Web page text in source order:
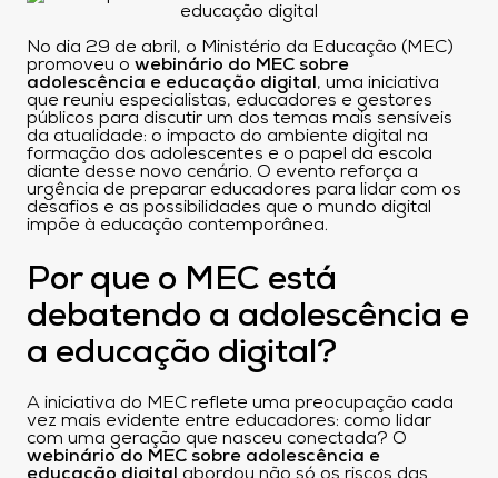
No dia 29 de abril, o Ministério da Educação (MEC)
promoveu o webinário do MEC sobre
adolescência e educação digital , uma iniciativa
que reuniu especialistas, educadores e gestores
públicos para discutir um dos temas mais sensíveis
da atualidade: o impacto do ambiente digital na
formação dos adolescentes e o papel da escola
diante desse novo cenário. O evento reforça a
urgência de preparar educadores para lidar com os
desafios e as possibilidades que o mundo digital
impõe à educação contemporânea.
Por que o MEC está
debatendo a adolescência e
a educação digital?
A iniciativa do MEC reflete uma preocupação cada
vez mais evidente entre educadores: como lidar
com uma geração que nasceu conectada? O
webinário do MEC sobre adolescência e